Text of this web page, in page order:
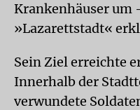
Krankenhäuser um
»Lazarettstadt«
Sein Ziel erreichte
Innerhalb der
verwundete